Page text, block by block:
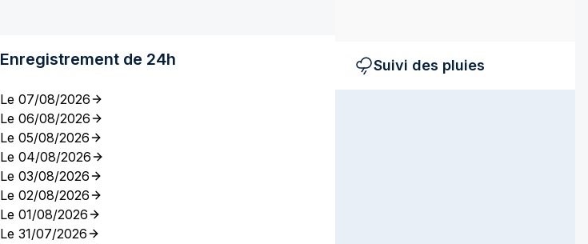
Enregistrement de 24h
Le 07/08/2026
Le 06/08/2026
Le 05/08/2026
Le 04/08/2026
Le 03/08/2026
Le 02/08/2026
Le 01/08/2026
Le 31/07/2026
Suivi des pluies